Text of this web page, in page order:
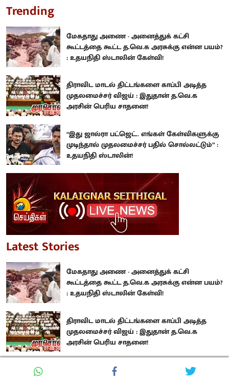
Trending
மேகதாது அணை - அனைத்துக் கட்சி
கூட்டத்தை கூட்ட த.வெ.க அரசுக்கு என்ன பயம்?
: உதயநிதி ஸ்டாலின் கேள்வி!
திராவிட மாடல் திட்டங்களை காப்பி அடித்த
முதலமைச்சர் விஜய் : இதுதான் த.வெ.க
அரசின் பெரிய சாதனை!
“இது ஜால்ரா பட்ஜெட்.. எங்கள் கேள்விகளுக்கு
முடிந்தால் முதலமைச்சர் பதில் சொல்லட்டும்” :
உதயநிதி ஸ்டாலின்!
Latest Stories
மேகதாது அணை - அனைத்துக் கட்சி
கூட்டத்தை கூட்ட த.வெ.க அரசுக்கு என்ன பயம்?
: உதயநிதி ஸ்டாலின் கேள்வி!
திராவிட மாடல் திட்டங்களை காப்பி அடித்த
முதலமைச்சர் விஜய் : இதுதான் த.வெ.க
அரசின் பெரிய சாதனை!
“இது ஜால்ரா பட்ஜெட்.. எங்கள் கேள்விகளுக்கு
முடிந்தால் முதலமைச்சர் பதில் சொல்லட்டும்” :